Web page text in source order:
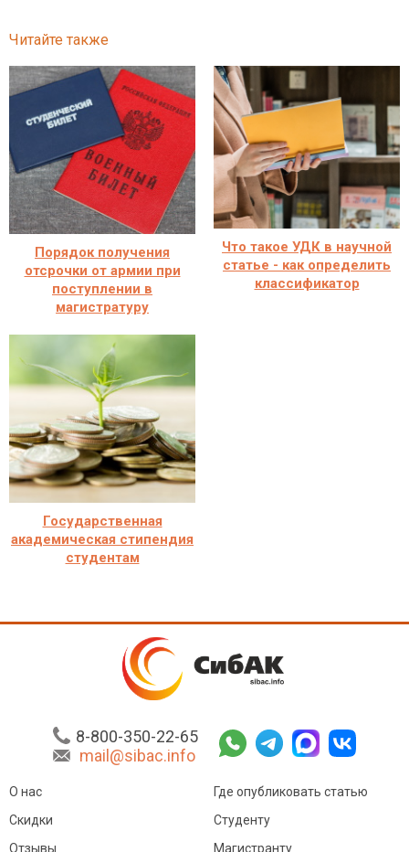
Читайте также
Порядок получения
отсрочки от армии при
поступлении в
магистратуру
Что такое УДК в научной
статье - как определить
классификатор
Государственная
академическая стипендия
студентам
8-800-350-22-65
mail@sibac.info
О нас
Скидки
Отзывы
Где опубликовать статью
Студенту
Магистранту